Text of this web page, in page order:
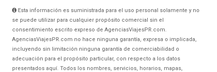
Esta información es suministrada para el uso personal solamente y no
se puede utilizar para cualquier propósito comercial sin el
consentimiento escrito expreso de AgenciasViajesPR.com.
AgenciasViajesPR.com no hace ninguna garantía, expresa o implicada,
incluyendo sin limitación ninguna garantía de comerciabilidad o
adecuación para el propósito particular, con respecto a los datos
presentados aquí. Todos los nombres, servicios, horarios, mapas,